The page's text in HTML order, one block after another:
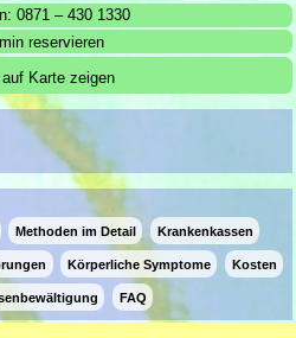
0871 – 430 1330
reservieren
auf Karte zeigen
Methoden im Detail Krankenkassen
Körperliche Symptome Kosten
FAQ